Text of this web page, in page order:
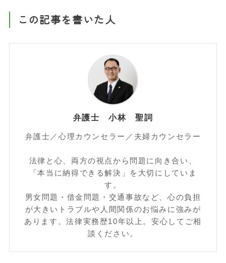
この記事を書いた人
弁護士 小林 聖詞
弁護士／心理カウンセラー／夫婦カウンセラー
法律と心、両方の視点から問題に向き合い、
「本当に納得できる解決」を大切にしていま
す。
男女問題・借金問題・交通事故など、心の負担
が大きいトラブルや人間関係のお悩みに強みが
あります。法律実務歴10年以上。安心してご相
談ください。